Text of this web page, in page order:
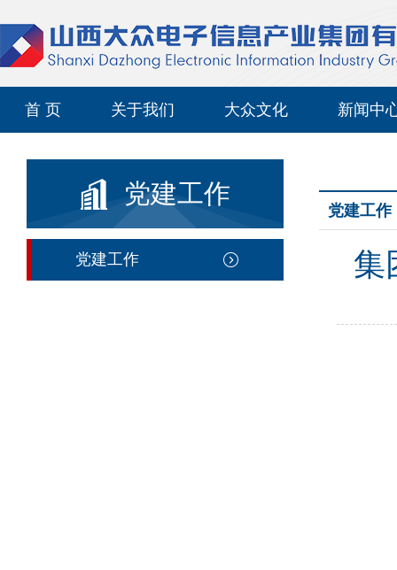
首 页 关于我们 大众文化 新闻中
党建工作
党建工作
党建工作
集